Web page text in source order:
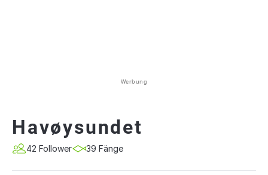
Werbung
Havøysundet
42 Follower 39 Fänge